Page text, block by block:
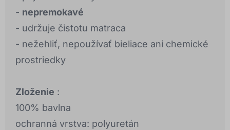
- nepremokavé
- udržuje čistotu matraca
- nežehliť, nepoužívať bieliace ani chemické
prostriedky
Zloženie :
100% bavlna
ochranná vrstva: polyuretán